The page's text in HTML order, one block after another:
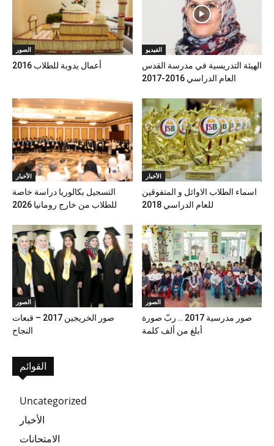
الصور
أعمال يدوية للطلاب 2016
الفيديو
الهيئة التدريسية في مدرسة القدس
العام الدراسي 2016-2017
الأخبار
التسجيل بكالوريا دراسة خاصة
للطلاب من خارج رومانيا 2026
الأخبار
اسماء الطلاب الاوائل و المتفوقين
للعام الدراسي 2018
الصور
صور الخريجين 2017 – قبعات
النجاح
الصور
صور مدرسية 2017 .. ربّ صورة
أبلغ من ألف كلمة
القوائم
Uncategorized
الأخبار
الامتحانات